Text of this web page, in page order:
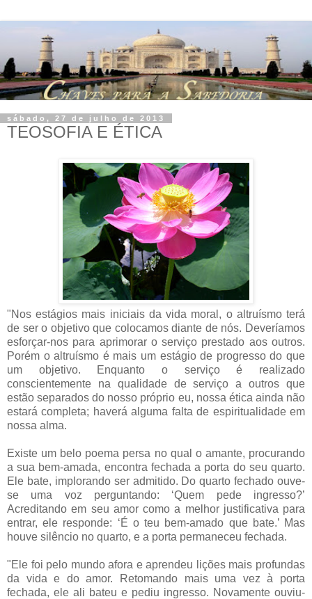
sábado, 27 de julho de 2013
TEOSOFIA E ÉTICA
"Nos estágios mais iniciais da vida moral, o altruísmo terá
de ser o objetivo que colocamos diante de nós. Deveríamos
esforçar-nos para aprimorar o serviço prestado aos outros.
Porém o altruísmo é mais um estágio de progresso do que
um objetivo. Enquanto o serviço é realizado
conscientemente na qualidade de serviço a outros que
estão separados do nosso próprio eu, nossa ética ainda não
estará completa; haverá alguma falta de espiritualidade em
nossa alma.
Existe um belo poema persa no qual o amante, procurando
a sua bem-amada, encontra fechada a porta do seu quarto.
Ele bate, implorando ser admitido. Do quarto fechado ouve-
se uma voz perguntando: ‘Quem pede ingresso?’
Acreditando em seu amor como a melhor justificativa para
entrar, ele responde: ‘É o teu bem-amado que bate.’ Mas
houve silêncio no quarto, e a porta permaneceu fechada.
"Ele foi pelo mundo afora e aprendeu lições mais profundas
da vida e do amor. Retomando mais uma vez à porta
fechada, ele ali bateu e pediu ingresso. Novamente ouviu-